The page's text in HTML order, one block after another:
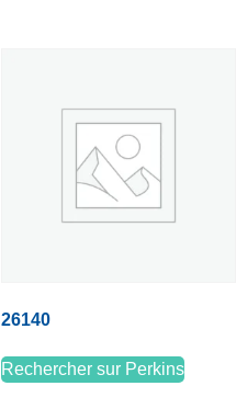
26140
Rechercher sur Perkins